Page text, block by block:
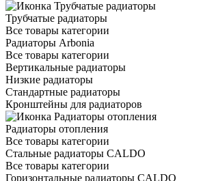
Трубчатые радиаторы
Все товары категории
Радиаторы Arbonia
Все товары категории
Вертикальные радиаторы
Низкие радиаторы
Стандартные радиаторы
Кронштейны для радиаторов
Радиаторы отопления
Все товары категории
Стальные радиаторы CALDO
Все товары категории
Горизонтальные радиаторы CALDO